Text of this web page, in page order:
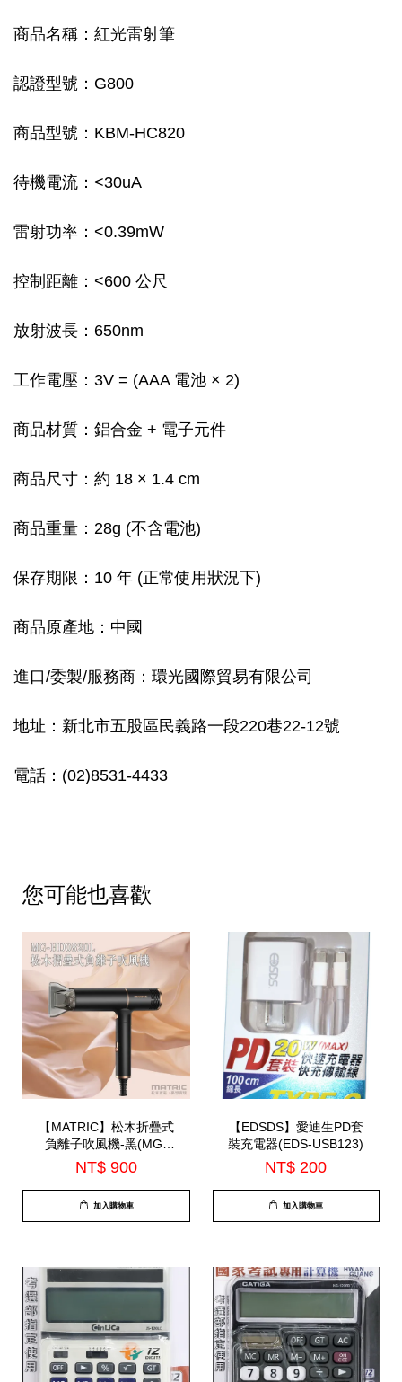
商品名稱：紅光雷射筆
認證型號：G800
商品型號：KBM-HC820
待機電流：<30uA
雷射功率：<0.39mW
控制距離：<600 公尺
放射波長：650nm
工作電壓：3V = (AAA 電池 × 2)
商品材質：鋁合金 + 電子元件
商品尺寸：約 18 × 1.4 cm
商品重量：28g (不含電池)
保存期限：10 年 (正常使用狀況下)
商品原產地：中國
進口/委製/服務商：環光國際貿易有限公司
地址：新北市五股區民義路一段220巷22-12號
電話：(02)8531-4433
您可能也喜歡
【MATRIC】松木折疊式
負離子吹風機-黑(MG-
HD0820L)
NT$ 900
加入購物車
【EDSDS】愛迪生PD套
裝充電器(EDS-USB123)
NT$ 200
加入購物車